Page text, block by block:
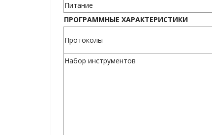
Питание
ПРОГРАММНЫЕ ХАРАКТЕРИСТИКИ
Протоколы
Набор инструментов